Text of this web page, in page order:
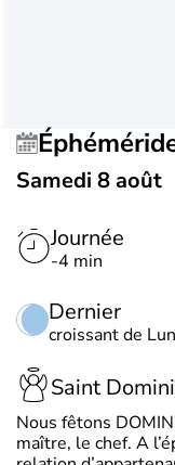
Samedi 8 août
Journée
-4 min
Dernier
croissant de
Saint
Nous fêtons
maître, le chef. A